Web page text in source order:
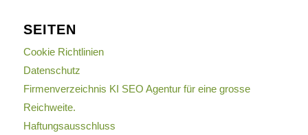
SEITEN
Cookie Richtlinien
Datenschutz
Firmenverzeichnis KI SEO Agentur für eine grosse
Reichweite.
Haftungsausschluss